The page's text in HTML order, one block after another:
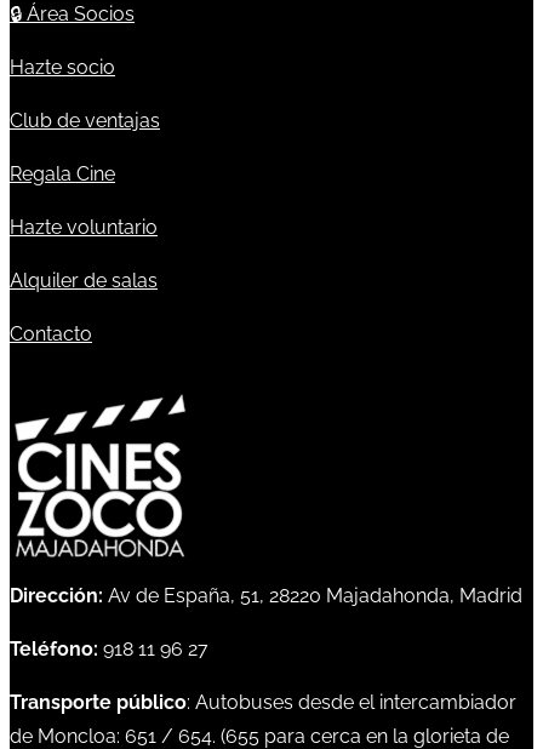
🔒 Área Socios
Hazte socio
Club de ventajas
Regala Cine
Hazte voluntario
Alquiler de salas
Contacto
Dirección: Av de España, 51, 28220 Majadahonda, Madrid
Teléfono: 918 11 96 27
Transporte público: Autobuses desde el intercambiador
de Moncloa: 651 / 654. (655 para cerca en la glorieta de